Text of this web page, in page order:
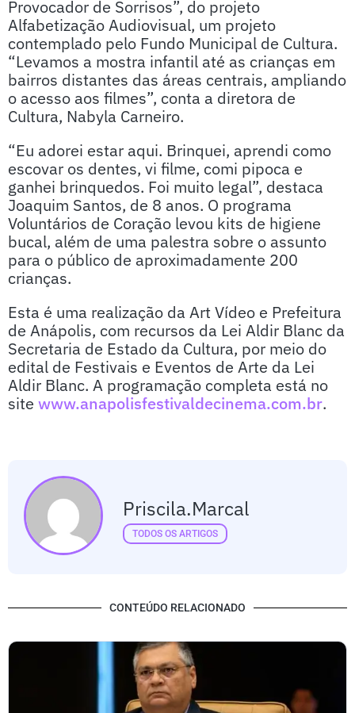
Provocador de Sorrisos”, do projeto
Alfabetização Audiovisual, um projeto
contemplado pelo Fundo Municipal de Cultura.
“Levamos a mostra infantil até as crianças em
bairros distantes das áreas centrais, ampliando
o acesso aos filmes”, conta a diretora de
Cultura, Nabyla Carneiro.
“Eu adorei estar aqui. Brinquei, aprendi como
escovar os dentes, vi filme, comi pipoca e
ganhei brinquedos. Foi muito legal”, destaca
Joaquim Santos, de 8 anos. O programa
Voluntários de Coração levou kits de higiene
bucal, além de uma palestra sobre o assunto
para o público de aproximadamente 200
crianças.
Esta é uma realização da Art Vídeo e Prefeitura
de Anápolis, com recursos da Lei Aldir Blanc da
Secretaria de Estado da Cultura, por meio do
edital de Festivais e Eventos de Arte da Lei
Aldir Blanc. A programação completa está no
site www.anapolisfestivaldecinema.com.br.
Priscila.marcal
TODOS OS ARTIGOS
CONTEÚDO RELACIONADO